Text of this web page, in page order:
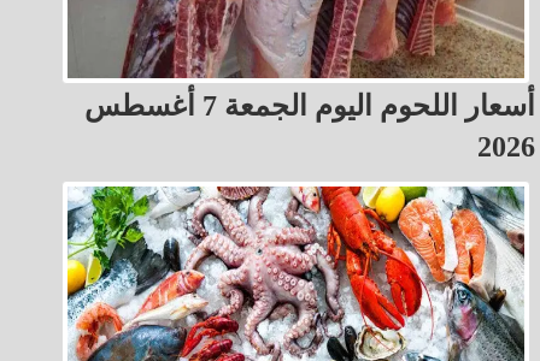
أسعار اللحوم اليوم الجمعة 7 أغسطس
2026